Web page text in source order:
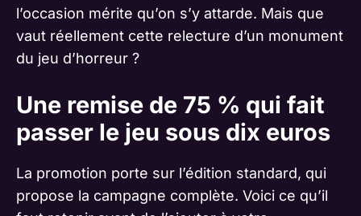
l’occasion mérite qu’on s’y attarde. Mais que
vaut réellement cette relecture d’un monument
du jeu d’horreur ?
Une remise de 75 % qui fait
passer le jeu sous dix euros
La promotion porte sur l’édition standard, qui
propose la campagne complète. Voici ce qu’il